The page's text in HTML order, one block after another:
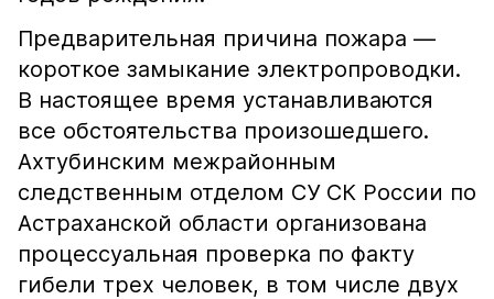
Предварительная причина пожара —
короткое замыкание электропроводки.
В настоящее время устанавливаются
все обстоятельства произошедшего.
Ахтубинским межрайонным
следственным отделом СУ СК России по
Астраханской области организована
процессуальная проверка по факту
гибели трех человек, в том числе двух